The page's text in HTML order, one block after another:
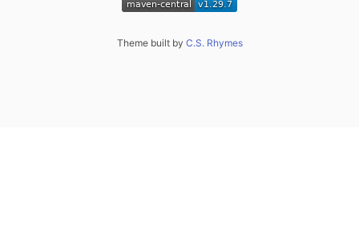
Theme built by C.S. Rhymes